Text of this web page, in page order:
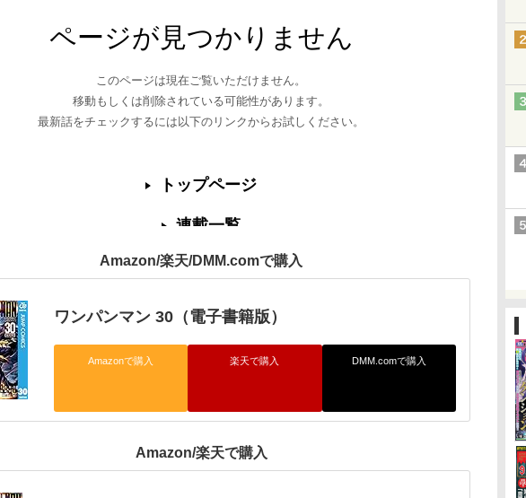
Amazon/楽天/DMM.comで購入
ワンパンマン 30（電子書籍版）
Amazonで購入 楽天で購入 DMM.comで購入
Amazon/楽天で購入